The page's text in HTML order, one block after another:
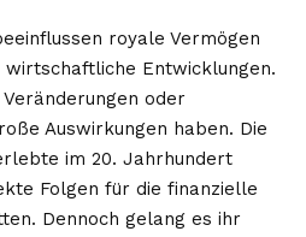
royale Vermögen
Entwicklungen.
oder
Auswirkungen haben. Die
im 20. Jahrhundert
Folgen für die finanzielle
Dennoch gelang es ihr